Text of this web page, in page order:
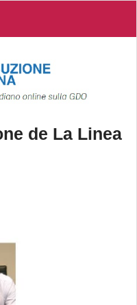
de La Linea